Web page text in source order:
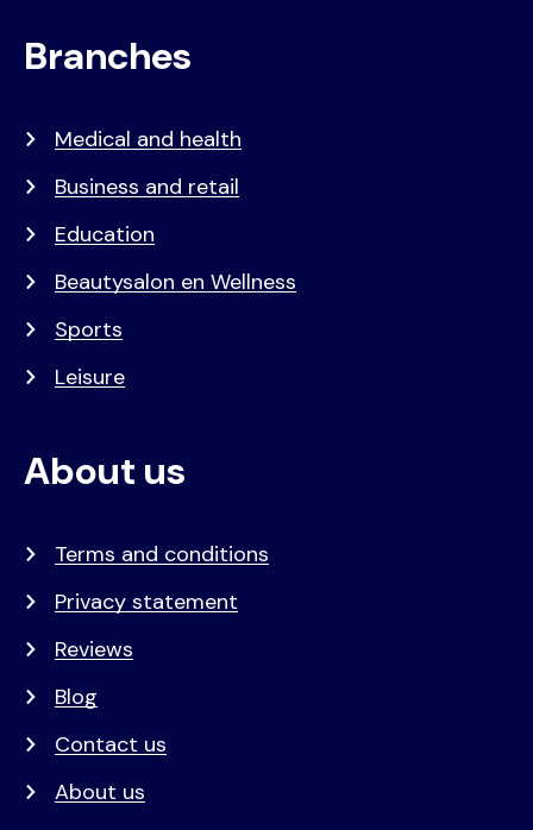
Branches
Medical and health
Business and retail
Education
Beautysalon en Wellness
Sports
Leisure
About us
Terms and conditions
Privacy statement
Reviews
Blog
Contact us
About us